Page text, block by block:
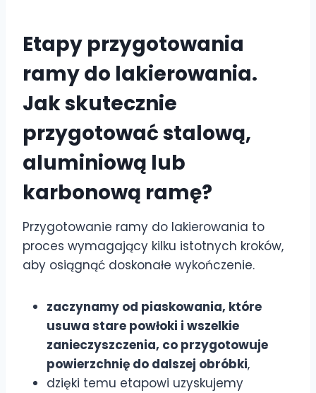
Etapy przygotowania
ramy do lakierowania.
Jak skutecznie
przygotować stalową,
aluminiową lub
karbonową ramę?
Przygotowanie ramy do lakierowania to
proces wymagający kilku istotnych kroków,
aby osiągnąć doskonałe wykończenie.
zaczynamy od piaskowania, które
usuwa stare powłoki i wszelkie
zanieczyszczenia, co przygotowuje
powierzchnię do dalszej obróbki,
dzięki temu etapowi uzyskujemy